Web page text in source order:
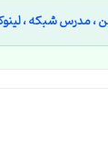
، مدرس شبکه ،